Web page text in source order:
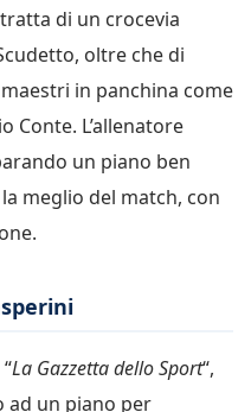
di un crocevia
oltre che di
in panchina come
Conte. L’allenatore
un piano ben
meglio del match, con
La Gazzetta dello Sport“,
ad un piano per